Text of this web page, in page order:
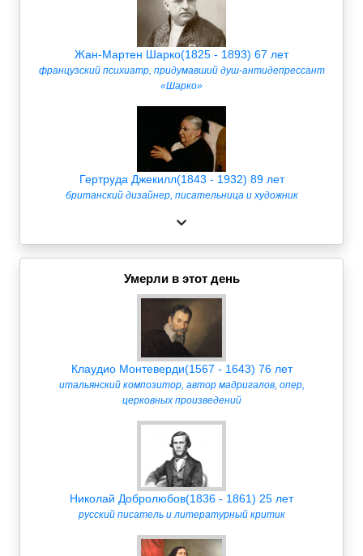
Жан-Мартен Шарко(1825 - 1893) 67 лет
французский психиатр, придумавший душ-антидепрессант
«Шарко»
Гертруда Джекилл(1843 - 1932) 89 лет
британский дизайнер, писательница и художник
Умерли в этот день
Клаудио Монтеверди(1567 - 1643) 76 лет
итальянский композитор, автор мадригалов, опер,
церковных произведений
Николай Добролюбов(1836 - 1861) 25 лет
русский писатель и литературный критик